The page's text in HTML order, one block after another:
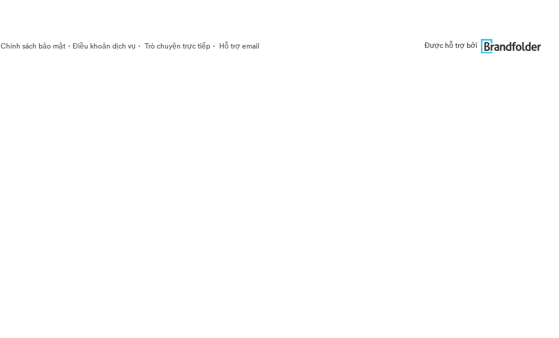
Chính sách bảo mật · Điều khoản dịch vụ · Trò chuyện trực tiếp · Hỗ trợ email Được hỗ trợ bởi